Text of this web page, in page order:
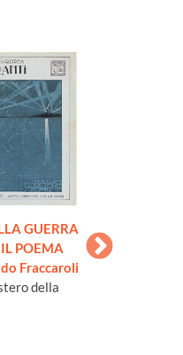
GUERRA
POEMA
Fraccaroli
della
LA MARINA
EUROPEA